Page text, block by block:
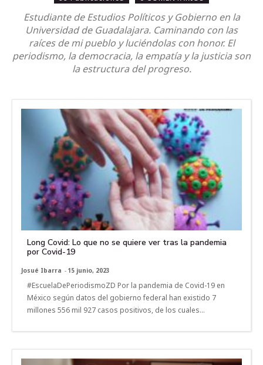
Estudiante de Estudios Políticos y Gobierno en la
Universidad de Guadalajara. Caminando con las
raíces de mi pueblo y luciéndolas con honor. El
periodismo, la democracia, la empatía y la justicia son
la estructura del progreso.
Long Covid: Lo que no se quiere ver tras la pandemia
por Covid-19
Josué Ibarra - 15 junio, 2023
#EscuelaDePeriodismoZD Por la pandemia de Covid-19 en
México según datos del gobierno federal han existido 7
millones 556 mil 927 casos positivos, de los cuales...